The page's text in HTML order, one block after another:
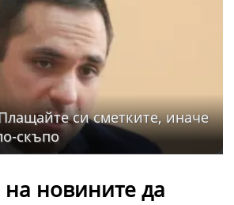
си сметките, иначе
скъпо
новините да